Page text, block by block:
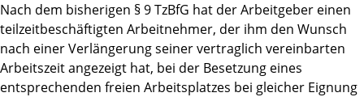
Nach dem bisherigen § 9 TzBfG hat der Arbeitgeber einen
teilzeitbeschäftigten Arbeitnehmer, der ihm den Wunsch
nach einer Verlängerung seiner vertraglich vereinbarten
Arbeitszeit angezeigt hat, bei der Besetzung eines
entsprechenden freien Arbeitsplatzes bei gleicher Eignung